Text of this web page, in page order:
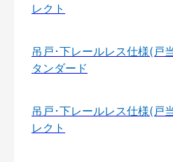
レクト
吊戸･下レールレス仕様(戸
タンダード
吊戸･下レールレス仕様(戸
レクト